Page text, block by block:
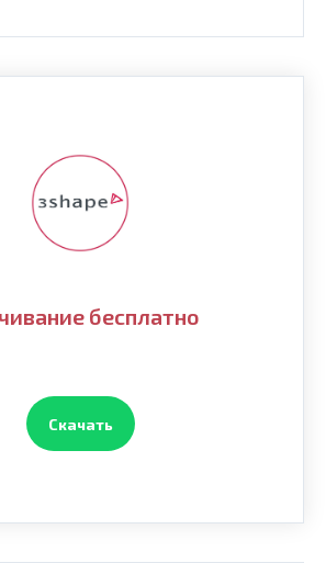
бесплатно
Скачать